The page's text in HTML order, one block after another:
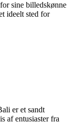
sine billedskønne
ideelt sted for
er et sandt
af entusiaster fra